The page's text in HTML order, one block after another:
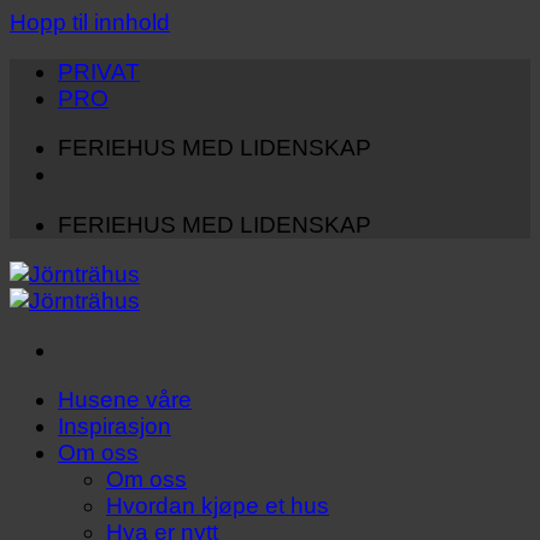
Hopp til innhold
PRIVAT
PRO
FERIEHUS MED LIDENSKAP
FERIEHUS MED LIDENSKAP
Husene våre
Inspirasjon
Om oss
Om oss
Hvordan kjøpe et hus
Hva er nytt